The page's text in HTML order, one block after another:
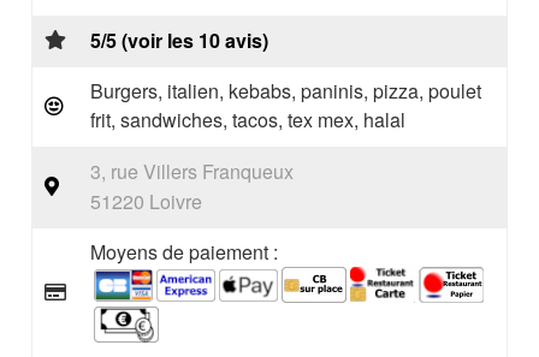
5/5 (voir les 10 avis)
Burgers, italien, kebabs, paninis, pizza, poulet
frit, sandwiches, tacos, tex mex, halal
3, rue Villers Franqueux
51220 Loivre
Moyens de paiement :